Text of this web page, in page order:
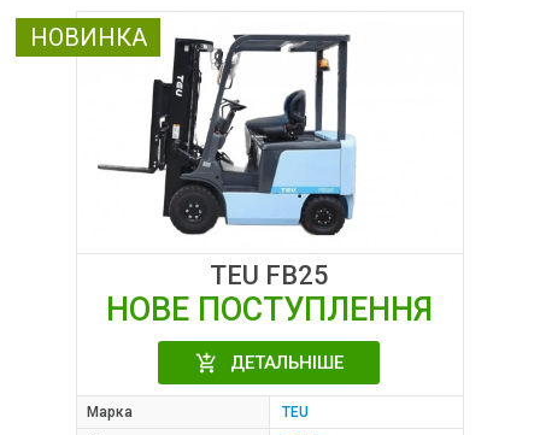
НОВИНКА
TEU FB25
НОВЕ ПОСТУПЛЕННЯ
ДЕТАЛЬНІШЕ
Марка
TEU